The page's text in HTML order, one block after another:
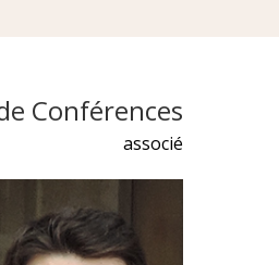
Conférences
associé